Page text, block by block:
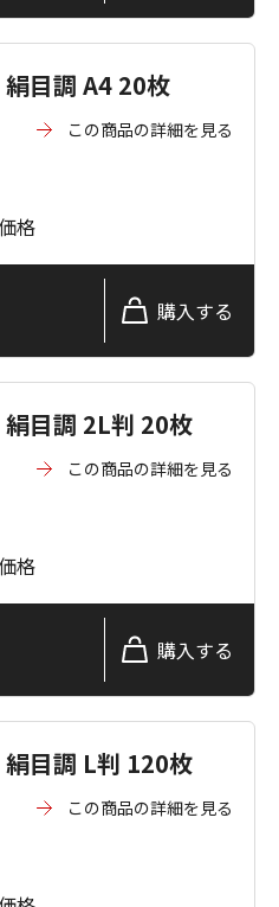
目調 A4 20枚
この商品の詳細を見る
格
購入する
目調 2L判 20枚
この商品の詳細を見る
格
購入する
目調 L判 120枚
この商品の詳細を見る